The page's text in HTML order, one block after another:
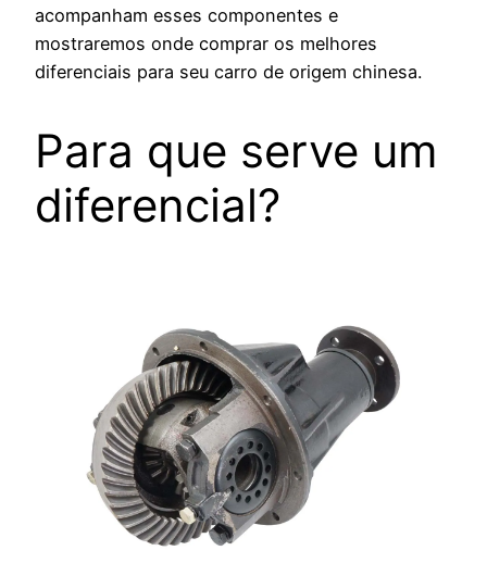
acompanham esses componentes e
mostraremos onde comprar os melhores
diferenciais para seu carro de origem chinesa.
Para que serve um
diferencial?